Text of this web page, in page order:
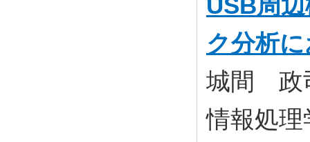
ク分析
城間 政
情報処